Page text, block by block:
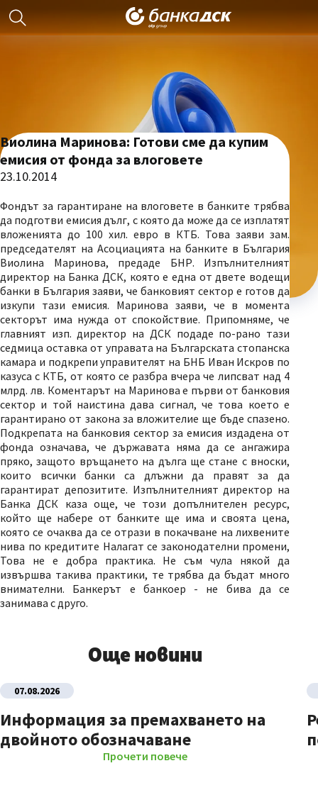
Виолина Маринова: Готови сме да купим
емисия от фонда за влоговете
23.10.2014
Фондът за гарантиране на влоговете в банките трябва
да подготви емисия дълг, с която да може да се изплатят
вложенията до 100 хил. евро в КТБ. Това заяви зам.
председателят на Асоциацията на банките в България
Виолина Маринова, предаде БНР. Изпълнителният
директор на Банка ДСК, която е една от двете водещи
банки в България заяви, че банковият сектор е готов да
изкупи тази емисия. Маринова заяви, че в момента
секторът има нужда от спокойствие. Припомняме, че
главният изп. директор на ДСК подаде по-рано тази
седмица оставка от управата на Българската стопанска
камара и подкрепи управителят на БНБ Иван Искров по
казуса с КТБ, от която се разбра вчера че липсват над 4
млрд. лв. Коментарът на Маринова е първи от банковия
сектор и той наистина дава сигнал, че това което е
гарантирано от закона за вложителие ще бъде спазено.
Подкрепата на банковия сектор за емисия издадена от
фонда означава, че държавата няма да се ангажира
пряко, защото връщането на дълга ще стане с вноски,
които всички банки са длъжни да правят за да
гарантират депозитите. Изпълнителният директор на
Банка ДСК каза още, че този допълнителен ресурс,
който ще набере от банките ще има и своята цена,
която се очаква да се отрази в покачване на лихвените
нива по кредитите Налагат се законодателни промени,
Това не е добра практика. Не съм чула някой да
извършва такива практики, те трябва да бъдат много
внимателни. Банкерът е банкоер - не бива да се
занимава с друго.
Още новини
07.08.2026
Информация за премахването на
двойното обозначаване
Прочети повече